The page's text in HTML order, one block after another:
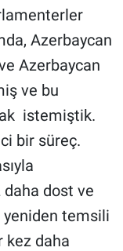
Azerbaycan
Azerbaycan
ve bu
istemiştik.
bir süreç.
daha dost ve
yeniden temsili
kez daha